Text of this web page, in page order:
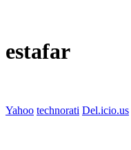
estafar
Yahoo technorati Del.icio.us